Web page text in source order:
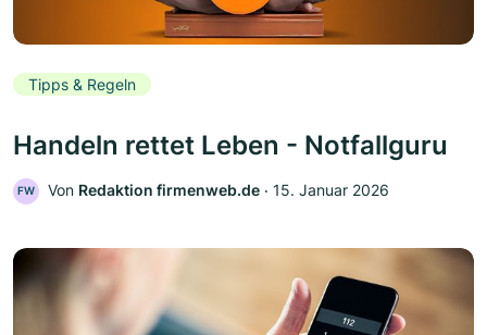
Tipps & Regeln
Handeln rettet Leben - Notfallguru
FW Von Redaktion firmenweb.de ‧ 15. Januar 2026